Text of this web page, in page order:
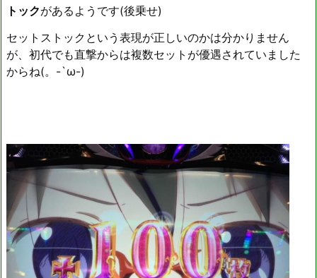
トックがあるようです(後乗せ)
セットストックという表現が正しいのかは分かりません
が、初代でも直撃からは複数セットが優遇されていました
からね(。-`ω-)